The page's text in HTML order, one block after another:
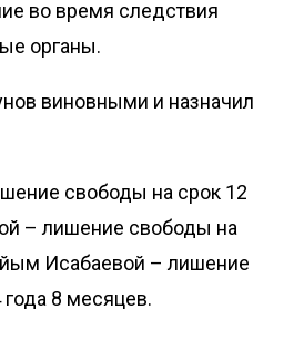
во время следствия
органы.
виновными и назначил
свободы на срок 12
– лишение свободы на
Исабаевой – лишение
8 месяцев.